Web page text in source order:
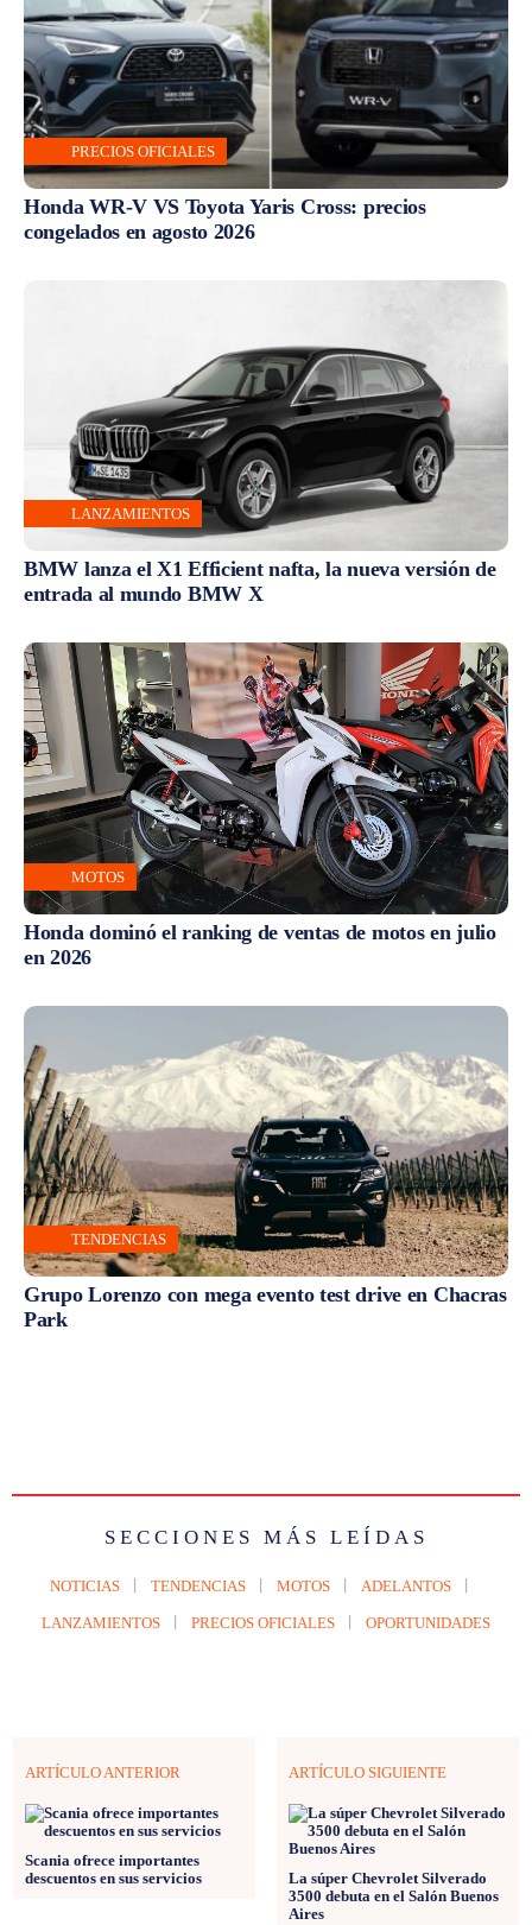
PRECIOS OFICIALES
Honda WR-V VS Toyota Yaris Cross: precios
congelados en agosto 2026
LANZAMIENTOS
BMW lanza el X1 Efficient nafta, la nueva versión de
entrada al mundo BMW X
MOTOS
Honda dominó el ranking de ventas de motos en julio
en 2026
TENDENCIAS
Grupo Lorenzo con mega evento test drive en Chacras
Park
SECCIONES MÁS LEÍDAS
NOTICIAS TENDENCIAS MOTOS ADELANTOS
LANZAMIENTOS PRECIOS OFICIALES OPORTUNIDADES
ARTÍCULO ANTERIOR
Scania ofrece importantes
descuentos en sus servicios
ARTÍCULO SIGUIENTE
La súper Chevrolet Silverado
3500 debuta en el Salón Buenos
Aires